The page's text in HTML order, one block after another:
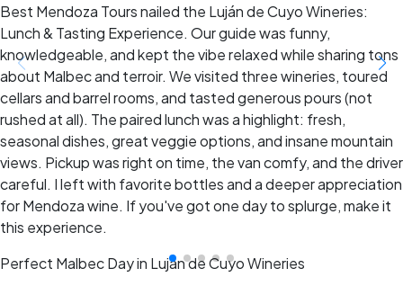
Best Mendoza Tours nailed the Luján de Cuyo Wineries:
Lunch & Tasting Experience. Our guide was funny,
knowledgeable, and kept the vibe relaxed while sharing tons
about Malbec and terroir. We visited three wineries, toured
cellars and barrel rooms, and tasted generous pours (not
rushed at all). The paired lunch was a highlight: fresh,
seasonal dishes, great veggie options, and insane mountain
views. Pickup was right on time, the van comfy, and the driver
careful. I left with favorite bottles and a deeper appreciation
for Mendoza wine. If you've got one day to splurge, make it
this experience.
Perfect Malbec Day in Luján de Cuyo Wineries